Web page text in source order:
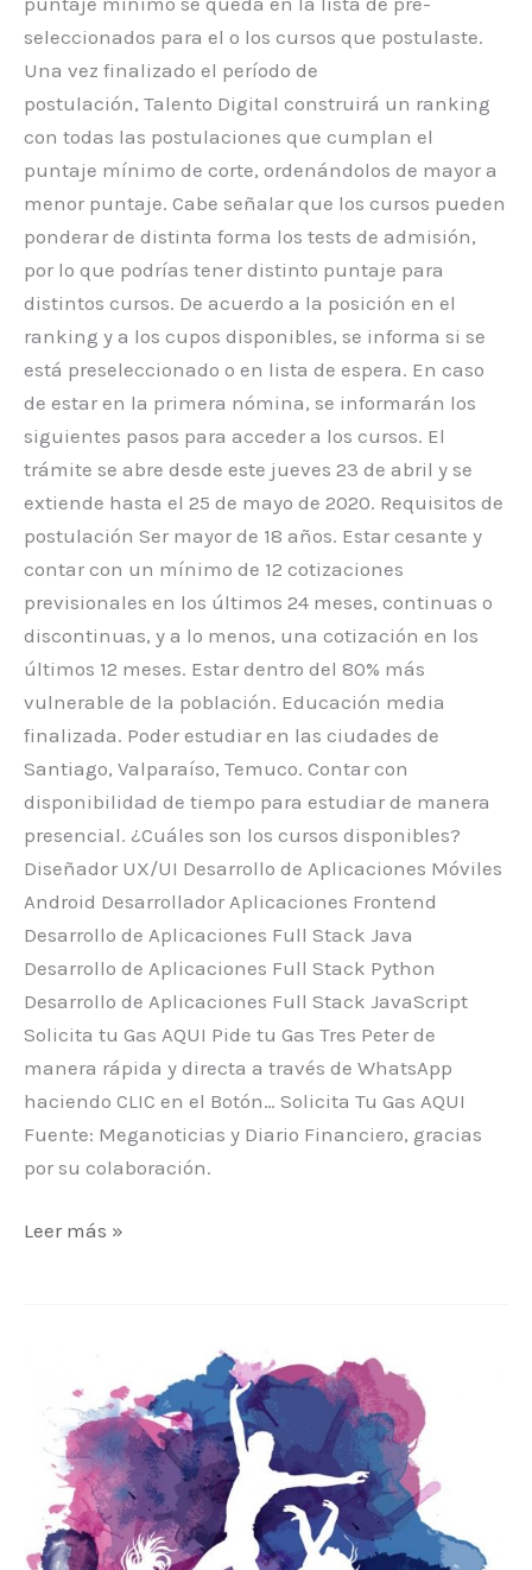
seleccionados para el o los cursos que postulaste.
Una vez finalizado el período de
postulación, Talento Digital construirá un ranking
con todas las postulaciones que cumplan el
puntaje mínimo de corte, ordenándolos de mayor a
menor puntaje. Cabe señalar que los cursos pueden
ponderar de distinta forma los tests de admisión,
por lo que podrías tener distinto puntaje para
distintos cursos. De acuerdo a la posición en el
ranking y a los cupos disponibles, se informa si se
está preseleccionado o en lista de espera. En caso
de estar en la primera nómina, se informarán los
siguientes pasos para acceder a los cursos. El
trámite se abre desde este jueves 23 de abril y se
extiende hasta el 25 de mayo de 2020. Requisitos de
postulación Ser mayor de 18 años. Estar cesante y
contar con un mínimo de 12 cotizaciones
previsionales en los últimos 24 meses, continuas o
discontinuas, y a lo menos, una cotización en los
últimos 12 meses. Estar dentro del 80% más
vulnerable de la población. Educación media
finalizada. Poder estudiar en las ciudades de
Santiago, Valparaíso, Temuco. Contar con
disponibilidad de tiempo para estudiar de manera
presencial. ¿Cuáles son los cursos disponibles?
Diseñador UX/UI Desarrollo de Aplicaciones Móviles
Android Desarrollador Aplicaciones Frontend
Desarrollo de Aplicaciones Full Stack Java
Desarrollo de Aplicaciones Full Stack Python
Desarrollo de Aplicaciones Full Stack JavaScript
Solicita tu Gas AQUI Pide tu Gas Tres Peter de
manera rápida y directa a través de WhatsApp
haciendo CLIC en el Botón… Solicita Tu Gas AQUI
Fuente: Meganoticias y Diario Financiero, gracias
por su colaboración.
Leer más »
beneficios
hacer
Zumba